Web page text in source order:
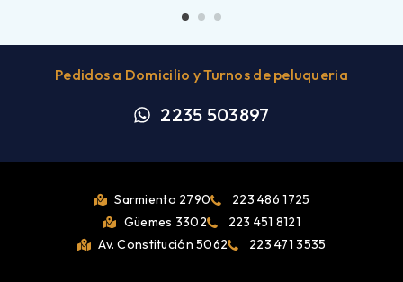
Pedidos a Domicilio y Turnos de peluqueria
2235 503897
Sarmiento 2790
223 486 1725
Güemes 3302
223 451 8121
Av. Constitución 5062
223 471 3535